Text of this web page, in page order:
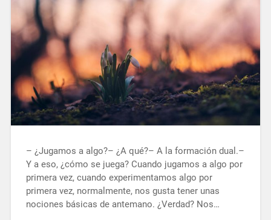
– ¿Jugamos a algo?– ¿A qué?– A la formación dual.–
Y a eso, ¿cómo se juega? Cuando jugamos a algo por
primera vez, cuando experimentamos algo por
primera vez, normalmente, nos gusta tener unas
nociones básicas de antemano. ¿Verdad? Nos…